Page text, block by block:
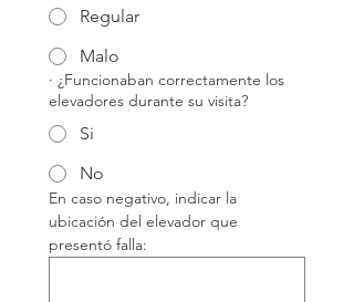
Regular
Malo
· ¿Funcionaban correctamente los
elevadores durante su visita?
Si
No
En caso negativo, indicar la
ubicación del elevador que
presentó falla: